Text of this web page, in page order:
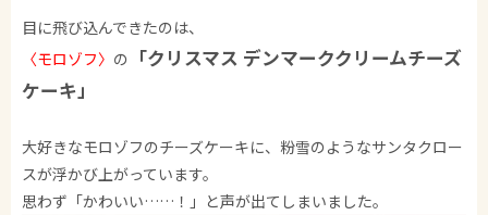
目に飛び込んできたのは、
〈モロゾフ〉 の
「クリスマス デンマーククリームチーズ
ケーキ」
大好きなモロゾフのチーズケーキに、粉雪のようなサンタクロー
スが浮かび上がっています。
思わず「かわいい……！」と声が出てしまいました。